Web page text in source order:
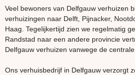
Veel bewoners van Delfgauw verhuizen
verhuizingen naar Delft, Pijnacker,
Haag. Tegelijkertijd zien we regelmatig
Randstad naar een andere provincie
Delfgauw verhuizen vanwege de centrale
Ons verhuisbedrijf in Delfgauw verzorgt